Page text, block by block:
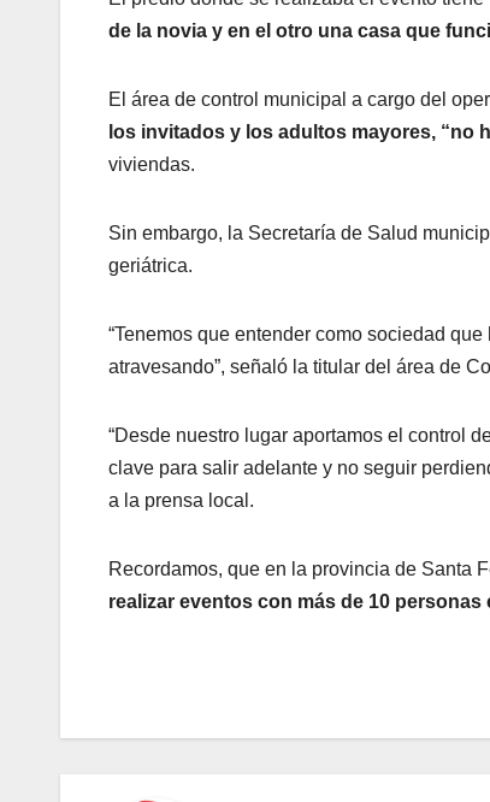
de la novia y en el otro una casa que
El área de control municipal a cargo del
los invitados y los adultos mayores, “no
viviendas.
Sin embargo, la Secretaría de Salud
geriátrica.
“Tenemos que entender como sociedad que
atravesando”, señaló la titular del área de
“Desde nuestro lugar aportamos el control
clave para salir adelante y no seguir
a la prensa local.
Recordamos, que en la provincia de Santa
realizar eventos con más de 10